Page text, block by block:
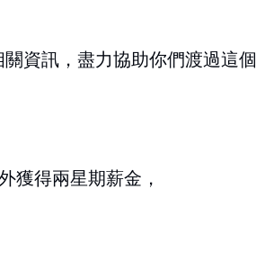
資訊，盡力協助你們渡過這個
獲得兩星期薪金，